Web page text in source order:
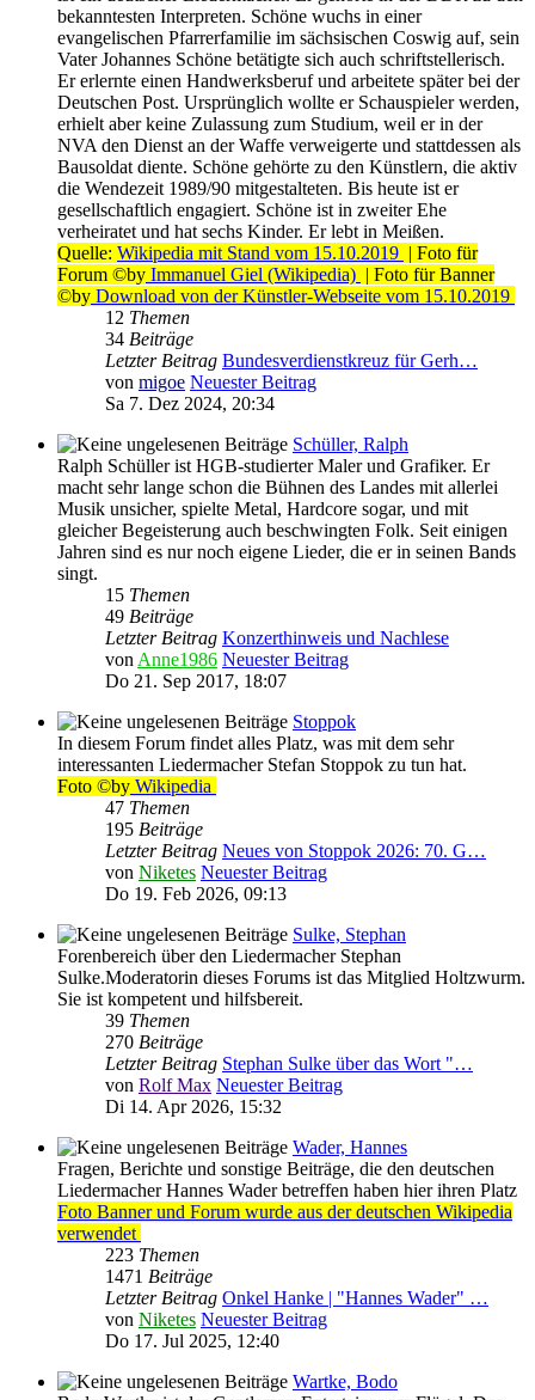
bekanntesten Interpreten. Schöne wuchs in einer
evangelischen Pfarrerfamilie im sächsischen Coswig auf, sein
Vater Johannes Schöne betätigte sich auch schriftstellerisch.
Er erlernte einen Handwerksberuf und arbeitete später bei der
Deutschen Post. Ursprünglich wollte er Schauspieler werden,
erhielt aber keine Zulassung zum Studium, weil er in der
NVA den Dienst an der Waffe verweigerte und stattdessen als
Bausoldat diente. Schöne gehörte zu den Künstlern, die aktiv
die Wendezeit 1989/90 mitgestalteten. Bis heute ist er
gesellschaftlich engagiert. Schöne ist in zweiter Ehe
verheiratet und hat sechs Kinder. Er lebt in Meißen.
Quelle: Wikipedia mit Stand vom 15.10.2019 | Foto für
Forum ©by Immanuel Giel (Wikipedia) | Foto für Banner
©by Download von der Künstler-Webseite vom 15.10.2019
12 Themen
34 Beiträge
Letzter Beitrag Bundesverdienstkreuz für Gerh…
von migoe Neuester Beitrag
Sa 7. Dez 2024, 20:34
Schüller, Ralph
Ralph Schüller ist HGB-studierter Maler und Grafiker. Er
macht sehr lange schon die Bühnen des Landes mit allerlei
Musik unsicher, spielte Metal, Hardcore sogar, und mit
gleicher Begeisterung auch beschwingten Folk. Seit einigen
Jahren sind es nur noch eigene Lieder, die er in seinen Bands
singt.
15 Themen
49 Beiträge
Letzter Beitrag Konzerthinweis und Nachlese
von Anne1986 Neuester Beitrag
Do 21. Sep 2017, 18:07
Stoppok
In diesem Forum findet alles Platz, was mit dem sehr
interessanten Liedermacher Stefan Stoppok zu tun hat.
Foto ©by Wikipedia
47 Themen
195 Beiträge
Letzter Beitrag Neues von Stoppok 2026: 70. G…
von Niketes Neuester Beitrag
Do 19. Feb 2026, 09:13
Sulke, Stephan
Forenbereich über den Liedermacher Stephan
Sulke.Moderatorin dieses Forums ist das Mitglied Holtzwurm.
Sie ist kompetent und hilfsbereit.
39 Themen
270 Beiträge
Letzter Beitrag Stephan Sulke über das Wort "…
von Rolf Max Neuester Beitrag
Di 14. Apr 2026, 15:32
Wader, Hannes
Fragen, Berichte und sonstige Beiträge, die den deutschen
Liedermacher Hannes Wader betreffen haben hier ihren Platz
Foto Banner und Forum wurde aus der deutschen Wikipedia
verwendet
223 Themen
1471 Beiträge
Letzter Beitrag Onkel Hanke | "Hannes Wader" …
von Niketes Neuester Beitrag
Do 17. Jul 2025, 12:40
Wartke, Bodo